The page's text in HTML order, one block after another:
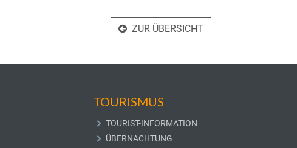
ZUR ÜBERSICHT
TOURISMUS
TOURIST-INFORMATION
ÜBERNACHTUNG